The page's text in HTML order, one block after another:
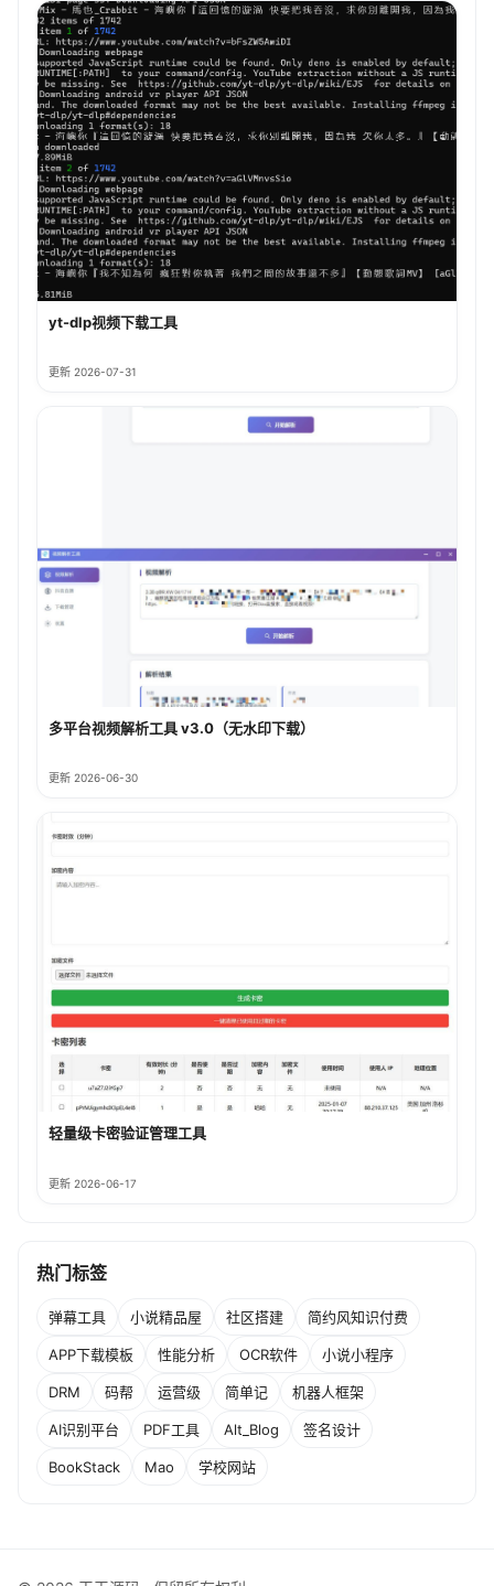
yt-dlp视频下载工具
更新 2026-07-31
多平台视频解析工具 v3.0（无水印下载）
更新 2026-06-30
轻量级卡密验证管理工具
更新 2026-06-17
热门标签
弹幕工具 小说精品屋 社区搭建 简约风知识付费
APP下载模板 性能分析 OCR软件 小说小程序
DRM 码帮 运营级 简单记 机器人框架
AI识别平台 PDF工具 Alt_Blog 签名设计
BookStack Mao 学校网站